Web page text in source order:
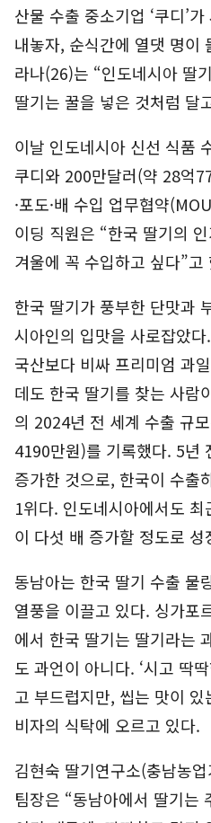
산물 수출 중소기업 ‘쿠디’
내놓자, 순식간에 열댓 명이
라나(26)는 “인도네시아 딸
딸기는 꿀을 넣은 것처럼 달
이날 인도네시아 신선 식품
쿠디와 200만달러(약 28억
·포도·배 수입 업무협약
이딩 직원은 “한국 딸기의
겨울에 꼭 수입하고 싶다”고
한국 딸기가 풍부한 단맛과
시아인의 입맛을 사로잡았
국산보다 비싸 프리미엄 과
데도 한국 딸기를 찾는 사람
의 2024년 전 세계 수출 규
4190만원)를 기록했다. 5년
증가한 것으로, 한국이 수출
1위다. 인도네시아에서도
이 다섯 배 증가할 정도로 성
동남아는 한국 딸기 수출 물
열풍을 이끌고 있다. 싱가포
에서 한국 딸기는 딸기라는
도 과언이 아니다. ‘시고 딱
고 부드럽지만, 씹는 맛이 있
비자의 식탁에 오르고 있다.
김현숙 딸기연구소(충남농
팀장은 “동남아에서 딸기는